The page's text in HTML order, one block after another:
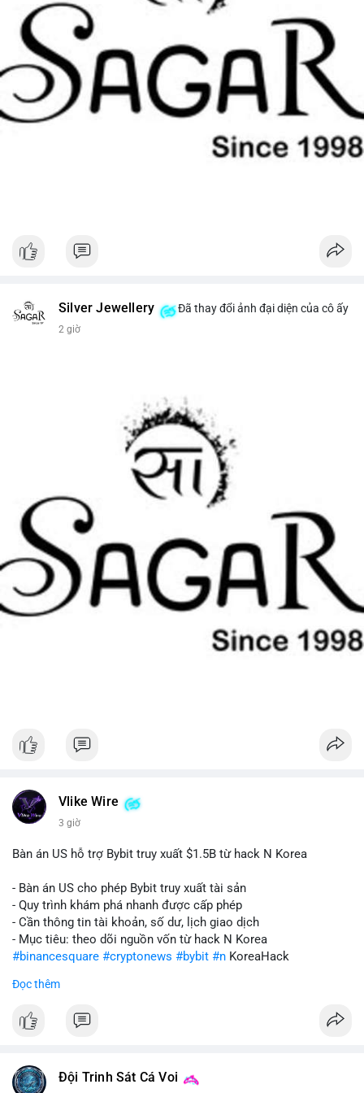
Silver Jewellery Đã thay đổi ảnh đại diện của cô ấy
2 giờ
Vlike Wire
3 giờ
Bàn án US hỗ trợ Bybit truy xuất $1.5B từ hack N Korea
- Bàn án US cho phép Bybit truy xuất tài sản
- Quy trình khám phá nhanh được cấp phép
- Cần thông tin tài khoản, số dư, lịch giao dịch
- Mục tiêu: theo dõi nguồn vốn từ hack N Korea
#binancesquare #cryptonews #bybit #n KoreaHack
$btc $eth
#vlikevn #titanbot
Đọc thêm
Đội Trinh Sát Cá Voi